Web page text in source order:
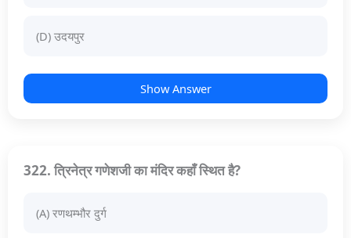
(D) उदयपुर
Show Answer
322. त्रिनेत्र गणेशजी का मंदिर कहाँ स्थित है?
(A) रणथम्भौर दुर्ग